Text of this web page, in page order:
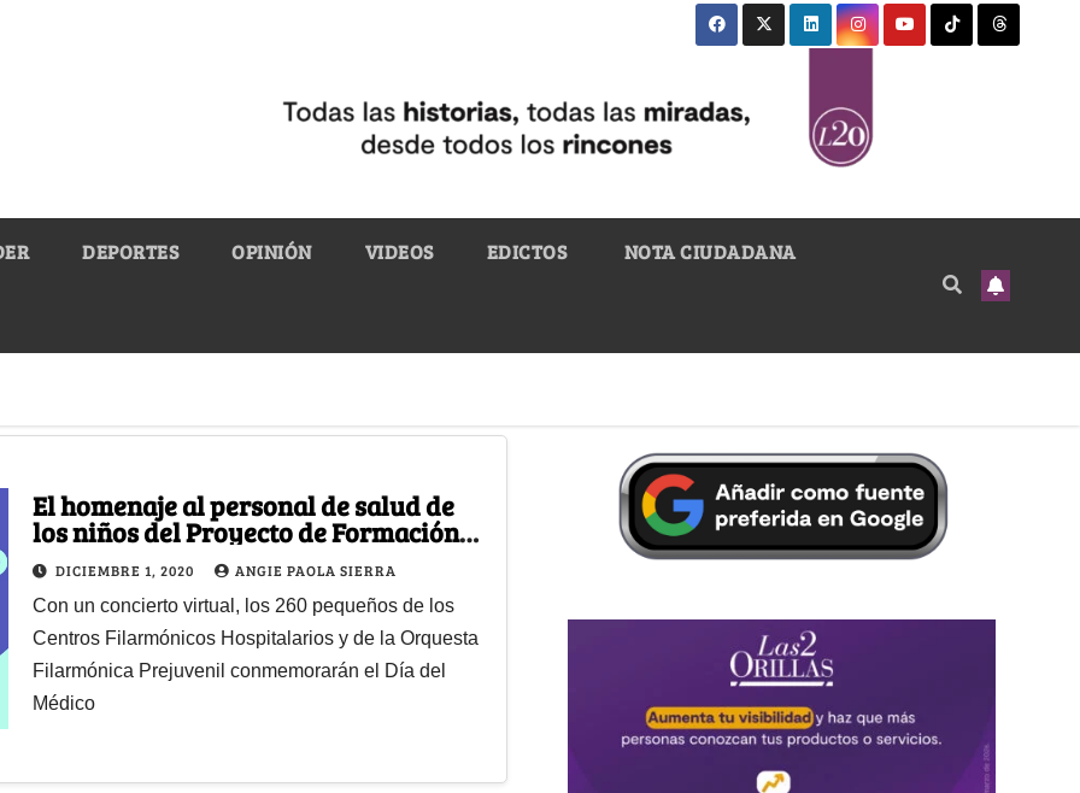
DEPORTES OPINIÓN VIDEOS EDICTOS NOTA CIUDADANA
El homenaje al personal de salud de
los niños del Proyecto de Formación
Musical de la OFB
DICIEMBRE 1, 2020 ANGIE PAOLA SIERRA
Con un concierto virtual, los 260 pequeños de los
Centros Filarmónicos Hospitalarios y de la Orquesta
Filarmónica Prejuvenil conmemorarán el Día del
Médico